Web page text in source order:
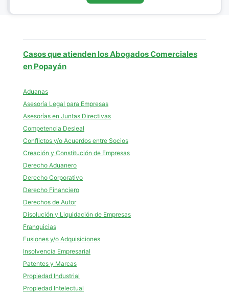
Casos que atienden los Abogados Comerciales
en Popayán
Aduanas
Asesoría Legal para Empresas
Asesorías en Juntas Directivas
Competencia Desleal
Conflictos y/o Acuerdos entre Socios
Creación y Constitución de Empresas
Derecho Aduanero
Derecho Corporativo
Derecho Financiero
Derechos de Autor
Disolución y Liquidación de Empresas
Franquicias
Fusiones y/o Adquisiciones
Insolvencia Empresarial
Patentes y Marcas
Propiedad Industrial
Propiedad Intelectual